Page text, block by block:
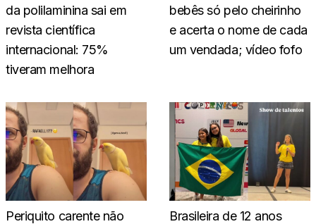
da polilaminina sai em
revista científica
internacional: 75%
tiveram melhora
bebês só pelo cheirinho
e acerta o nome de cada
um vendada; vídeo fofo
Periquito carente não
Brasileira de 12 anos